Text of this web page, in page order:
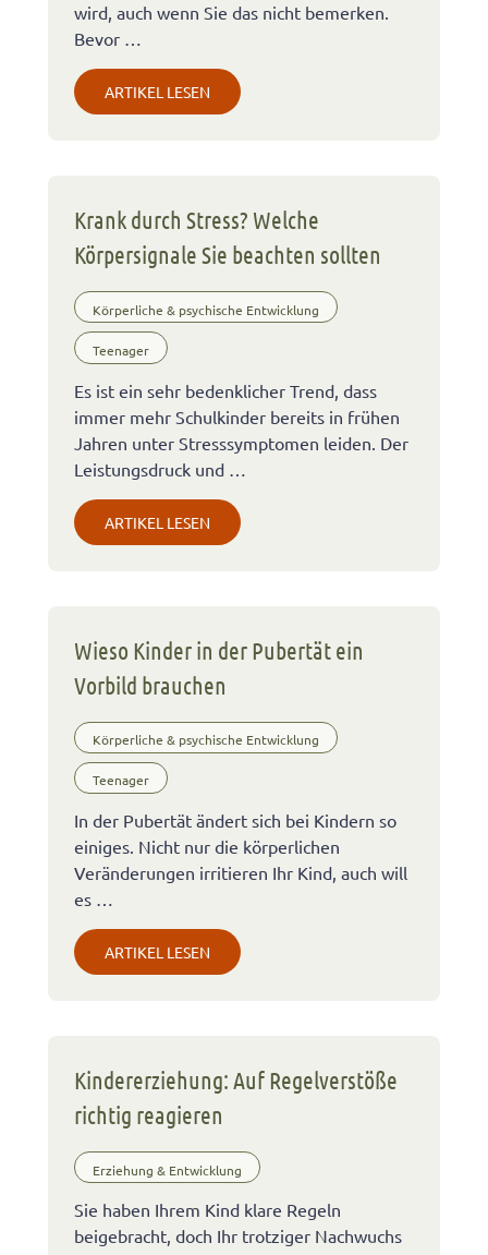
wird, auch wenn Sie das nicht bemerken.
Bevor …
ARTIKEL LESEN
Krank durch Stress? Welche
Körpersignale Sie beachten sollten
Körperliche & psychische Entwicklung
Teenager
Es ist ein sehr bedenklicher Trend, dass
immer mehr Schulkinder bereits in frühen
Jahren unter Stresssymptomen leiden. Der
Leistungsdruck und …
ARTIKEL LESEN
Wieso Kinder in der Pubertät ein
Vorbild brauchen
Körperliche & psychische Entwicklung
Teenager
In der Pubertät ändert sich bei Kindern so
einiges. Nicht nur die körperlichen
Veränderungen irritieren Ihr Kind, auch will
es …
ARTIKEL LESEN
Kindererziehung: Auf Regelverstöße
richtig reagieren
Erziehung & Entwicklung
Sie haben Ihrem Kind klare Regeln
beigebracht, doch Ihr trotziger Nachwuchs